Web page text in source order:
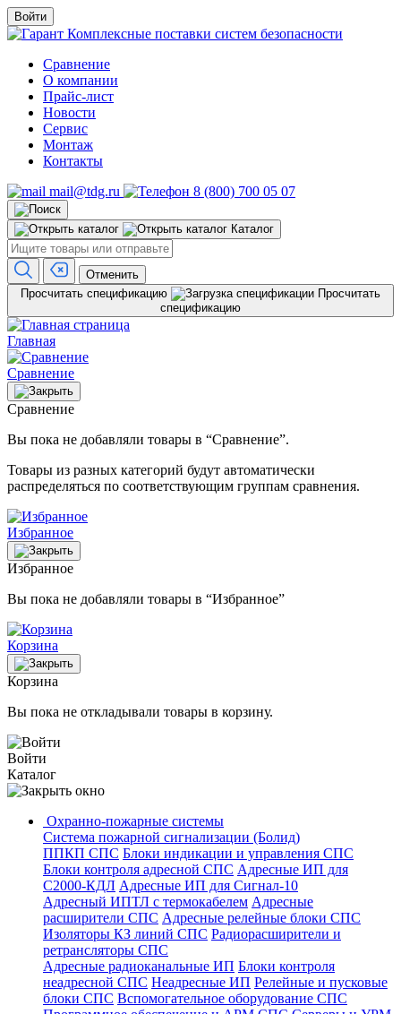
Войти
Комплексные поставки систем безопасности
Сравнение
О компании
Прайс-лист
Новости
Сервис
Монтаж
Контакты
mail@tdg.ru
8 (800) 700 05 07
Каталог
Отменить
Просчитать спецификацию
Просчитать
спецификацию
Главная
Сравнение
Сравнение
Вы пока не добавляли товары в “Сравнение”.
Товары из разных категорий будут автоматически
распределяться по соответствующим группам сравнения.
Избранное
Избранное
Вы пока не добавляли товары в “Избранное”
Корзина
Корзина
Вы пока не откладывали товары в корзину.
Войти
Каталог
Охранно-пожарные системы
Система пожарной сигнализации (Болид)
ППКП СПС Блоки индикации и управления СПС
Блоки контроля адресной СПС Адресные ИП для
С2000-КДЛ Адресные ИП для Сигнал-10
Адресный ИПТЛ с термокабелем Адресные
расширители СПС Адресные релейные блоки СПС
Изоляторы КЗ линий СПС Радиорасширители и
ретрансляторы СПС
Адресные радиоканальные ИП Блоки контроля
неадресной СПС Неадресные ИП Релейные и пусковые
блоки СПС Вспомогательное оборудование СПС